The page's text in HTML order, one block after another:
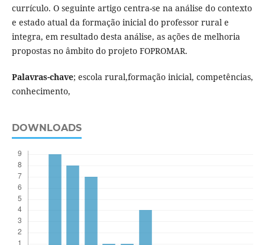
currículo. O seguinte artigo centra-se na análise do contexto
e estado atual da formação inicial do professor rural e
integra, em resultado desta análise, as ações de melhoria
propostas no âmbito do projeto FOPROMAR.
Palavras-chave; escola rural,formação inicial, competências,
conhecimento,
DOWNLOADS